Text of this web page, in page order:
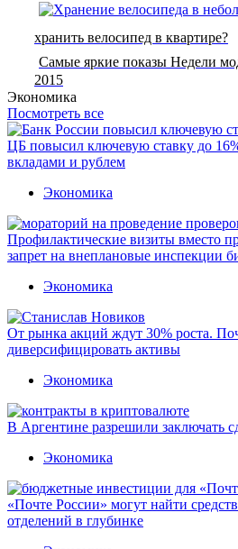
хранить велосипед в квартире?
Самые яркие показы Недели
2015
Экономика
Посмотреть все
ЦБ повысил ключевую ставку до
вкладами и рублем
Экономика
Профилактические визиты вместо
запрет на внеплановые инспекции
Экономика
От рынка акций ждут 30% роста.
диверсифицировать активы
Экономика
В Аргентине разрешили заключать
Экономика
«Почте России» могут найти
отделений в глубинке